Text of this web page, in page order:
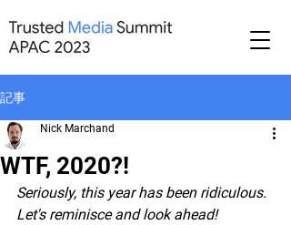
記事
WTF, 2020?!
Nick Marchand
Seriously, this year has been ridiculous.
Let's reminisce and look ahead!